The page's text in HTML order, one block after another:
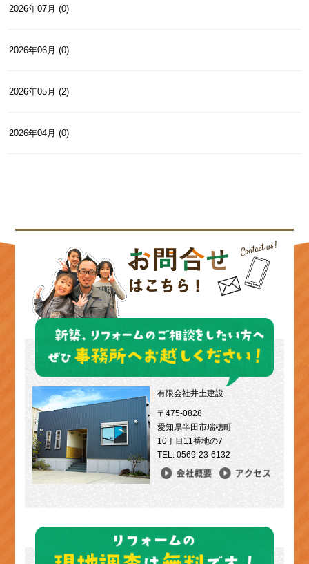
2026年07月 (0)
2026年06月 (0)
2026年05月 (2)
2026年04月 (0)
有限会社井土建設
〒475-0828
愛知県半田市瑞穂町
10丁目11番地の7
TEL: 0569-23-6132